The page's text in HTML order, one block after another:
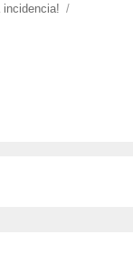
incidencia!